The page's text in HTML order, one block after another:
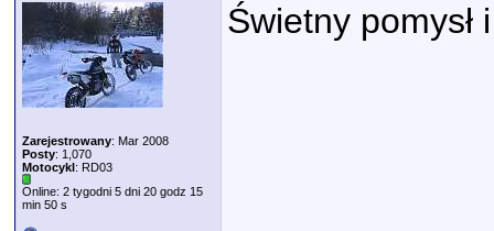
Zarejestrowany: Mar 2008
Posty: 1,070
Motocykl: RD03
Online: 2 tygodni 5 dni 20 godz 15
min 50 s
Świetny